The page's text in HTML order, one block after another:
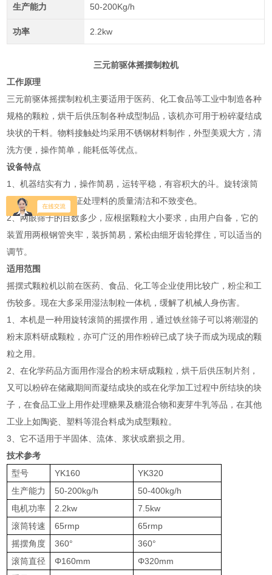
生产能力 50-200Kg/h
功率 2.2kw
三元前驱体摇摆制粒机
工作原理
三元前驱体摇摆制粒机主要适用于医药、化工食品等工业中制造各种
规格的颗粒，烘干后供压制各种成型制品，该机亦可用于粉碎凝结成
块状的干料。物料接触处均采用不锈钢材料制作，外型美观大方，清
洗方便，操作简单，能耗低等优点。
设备特点
1、机器结实有力，操作简易，运转平稳，有容积大的斗。旋转滚筒
用不锈钢制出，保证处理料的质量清洁和不致变色。
2、网眼筛子的目数多少，应根据颗粒大小要求，由用户自备，它的
装置用两根钢管夹牢，装拆简易，紧松由细牙齿轮撑住，可以适当的
调节。
适用范围
摇摆式颗粒机以前在医药、食品、化工等企业使用比较广，粉尘和工
伤较多。现在大多采用湿法制粒一体机，缓解了机械人身伤害。
1、本机是一种用旋转滚筒的摇摆作用，通过铁丝筛子可以将潮湿的
粉末原料研成颗粒，亦可广泛的用作粉碎已成了块子而成为现成的颗
粒之用。
2、在化学药品方面用作湿合的粉末研成颗粒，烘干后供压制片剂，
又可以粉碎在储藏期间而凝结成块的或在化学加工过程中所结块的块
子，在食品工业上用作处理糖果及糖混合物和麦芽牛乳等品，在其他
工业上如陶瓷、塑料等混合料成为成型颗粒。
3、它不适用于半固体、流体、浆状或磨损之用。
技术参考
型号
YK160
YK320
生产能力
50-200kg/h
50-400kg/h
电机功率
2.2kw
7.5kw
滚筒转速
65rmp
65rmp
摇摆角度
360°
360°
滚筒直径
Φ160mm
Φ320mm